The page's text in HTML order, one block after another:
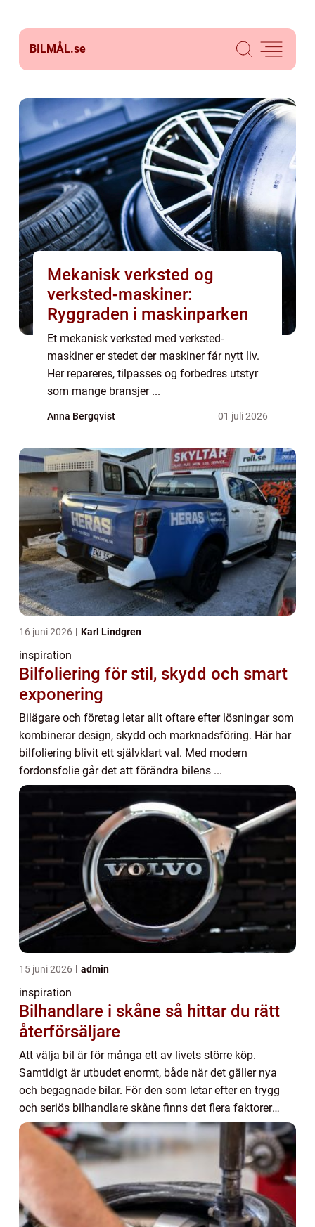
BILMÅL.se
Mekanisk verksted og
verksted-maskiner:
Ryggraden i maskinparken
Et mekanisk verksted med verksted-
maskiner er stedet der maskiner får nytt liv.
Her repareres, tilpasses og forbedres utstyr
som mange bransjer ...
Anna Bergqvist 01 juli 2026
16 juni 2026 Karl Lindgren
inspiration
Bilfoliering för stil, skydd och smart
exponering
Bilägare och företag letar allt oftare efter lösningar som
kombinerar design, skydd och marknadsföring. Här har
bilfoliering blivit ett självklart val. Med modern
fordonsfolie går det att förändra bilens ...
15 juni 2026 admin
inspiration
Bilhandlare i skåne så hittar du rätt
återförsäljare
Att välja bil är för många ett av livets större köp.
Samtidigt är utbudet enormt, både när det gäller nya
och begagnade bilar. För den som letar efter en trygg
och seriös bilhandlare skåne finns det flera faktorer
som gör valet enklare allt från urva...